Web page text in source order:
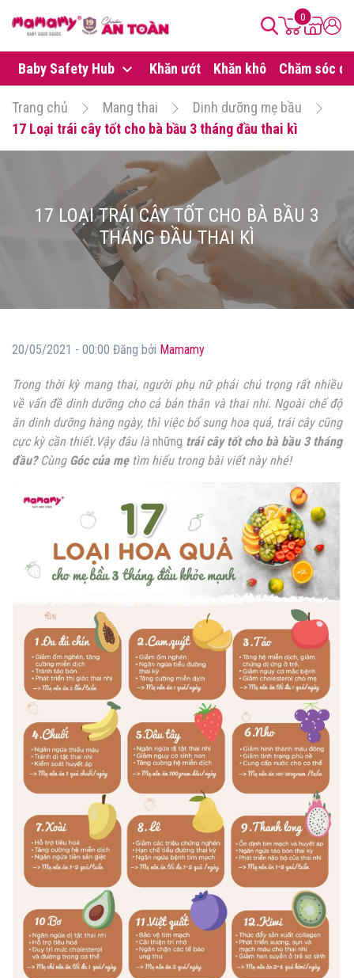
0
Baby Safety Hub Khăn ướt Khăn khô Chăm sóc da
Trang chủ Mang thai
Dinh dưỡng mẹ bầu
17 Loại trái cây tốt cho bà bầu 3 tháng đầu thai kì
17 LOẠI TRÁI CÂY TỐT CHO BÀ BẦU 3
THÁNG ĐẦU THAI KÌ
20/05/2021 - 00:00 Đăng bởi Mamamy
Trong thời kỳ mang thai, người phụ nữ phải chú trọng rất nhiều
về vấn đề dinh dưỡng cho cả bản thân và thai nhi. Ngoài chế độ
ăn dinh dưỡng hàng ngày, thì việc bổ sung hoa quả, trái cây cũng
cực kỳ cần thiết.Vậy đâu là những trái cây tốt cho bà bầu 3 tháng
đầu?Cùng Góc của mẹtìm hiểu trong bài viết này nhé!